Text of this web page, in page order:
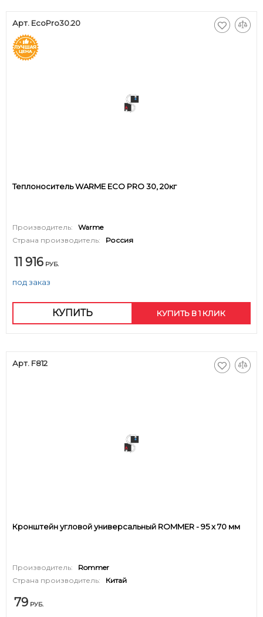
Арт. EcoPro30.20
Теплоноситель WARME ECO PRO 30, 20кг
Производитель:
Warme
Страна производитель:
Россия
11 916 РУБ.
под заказ
КУПИТЬ КУПИТЬ В 1 КЛИК
Арт. F812
Кронштейн угловой универсальный ROMMER - 95 x 70 мм
Производитель:
Rommer
Страна производитель:
Китай
79 РУБ.